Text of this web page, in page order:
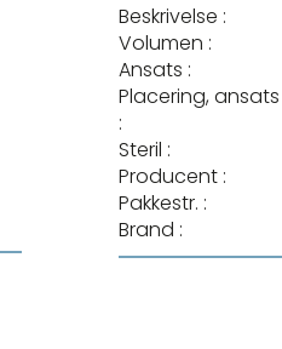
Beskrivelse :
Volumen :
Ansats :
Placering, ansats
:
Steril :
Producent :
Pakkestr. :
Brand :